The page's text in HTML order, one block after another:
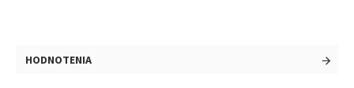
HODNOTENIA